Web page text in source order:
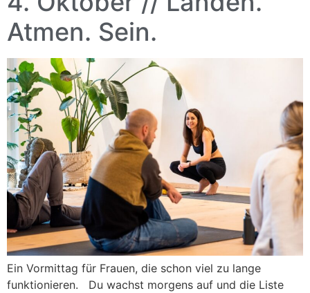
Atmen. Sein.
Ein Vormittag für Frauen, die schon viel zu lange
funktionieren. Du wachst morgens auf und die Liste